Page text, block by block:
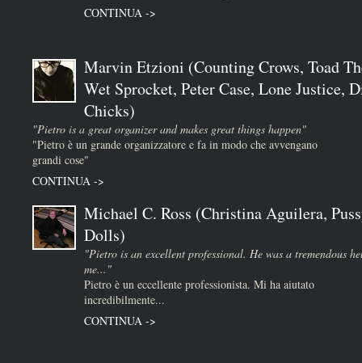
CONTINUA ->
Marvin Etzioni (Counting Crows, Toad
Wet Sprocket, Peter Case, Lone Justice,
Chicks)
"Pietro is a great organizer and makes great things happen"
"Pietro è un grande organizzatore e fa in modo che avvengano
grandi cose"
CONTINUA ->
Michael C. Ross (Christina Aguilera,
Dolls)
"Pietro is an excellent professional. He was a tremendous
me..."
Pietro è un eccellente professionista. Mi ha aiutato
incredibilmente...
CONTINUA ->